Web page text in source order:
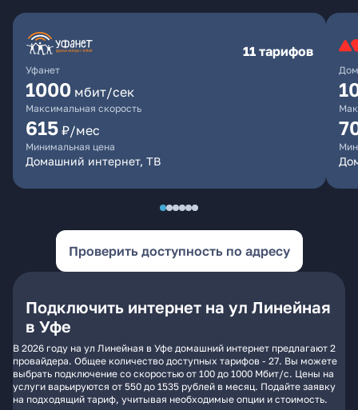
Уфанет
11 тарифов
1000 мбит/сек
Максимальная скорость
615 ₽/мес
Минимальная цена
Домашний интернет, ТВ
Проверить доступность по адресу
Подключить интернет на ул Линейная
в Уфе
В 2026 году на ул Линейная в Уфе домашний интернет предлагают 2
провайдера. Общее количество доступных тарифов - 27. Вы можете
выбрать подключение со скоростью от 100 до 1000 Мбит/с. Цены на
услуги варьируются от 550 до 1535 рублей в месяц. Подайте заявку
на подходящий тариф, учитывая необходимые опции и стоимость.